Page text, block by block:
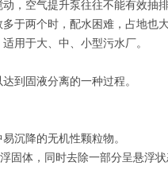
，空气提升泵往往不能有效抽
于两个时，配水困难，占地也
用于大、中、小型污水厂。
到固液分离的一种过程。
沉降的无机性颗粒物。
固体，同时去除一部分呈悬浮